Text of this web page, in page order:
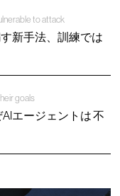
to attack
新手法、訓練では
goals
エージェントは 不